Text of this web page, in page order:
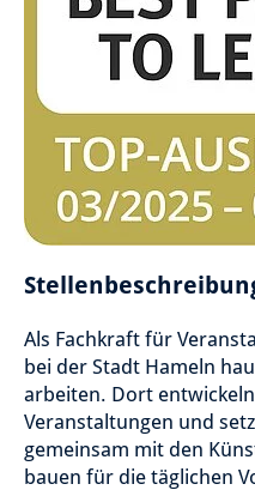
Als Fachkraft für
bei der Stadt Hameln
arbeiten. Dort
Veranstaltungen und
gemeinsam mit den
bauen für die täglichen